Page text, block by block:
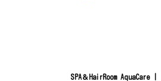
SPA＆HairRoom AquaCare